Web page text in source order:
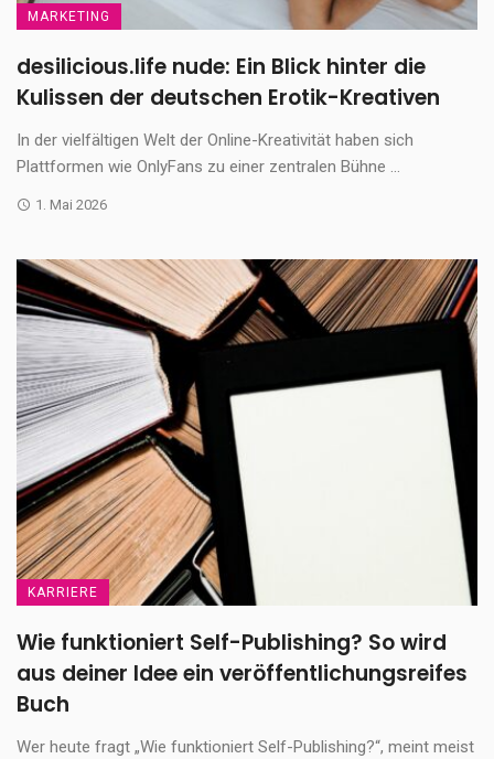
MARKETING
desilicious.life nude: Ein Blick hinter die
Kulissen der deutschen Erotik-Kreativen
In der vielfältigen Welt der Online-Kreativität haben sich
Plattformen wie OnlyFans zu einer zentralen Bühne ...
1. Mai 2026
KARRIERE
Wie funktioniert Self-Publishing? So wird
aus deiner Idee ein veröffentlichungsreifes
Buch
Wer heute fragt „Wie funktioniert Self-Publishing?“, meint meist